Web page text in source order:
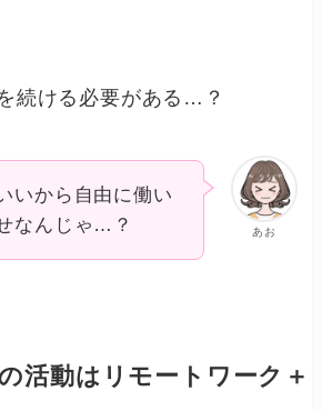
続ける必要がある…？
あお
いから自由に働い
なんじゃ…？
活動はリモートワーク＋